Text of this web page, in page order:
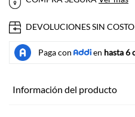
DEVOLUCIONES SIN COSTO
Información del producto